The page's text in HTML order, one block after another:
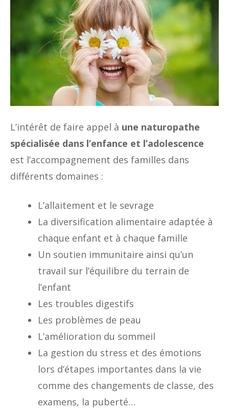
L’intérêt de faire appel à une naturopathe
spécialisée dans l’enfance et l’adolescence
est l’accompagnement des familles dans
différents domaines :
L’allaitement et le sevrage
La diversification alimentaire adaptée à
chaque enfant et à chaque famille
Un soutien immunitaire ainsi qu’un
travail sur l’équilibre du terrain de
l’enfant
Les troubles digestifs
Les problèmes de peau
L’amélioration du sommeil
La gestion du stress et des émotions
lors d’étapes importantes dans la vie
comme des changements de classe, des
examens, la puberté…